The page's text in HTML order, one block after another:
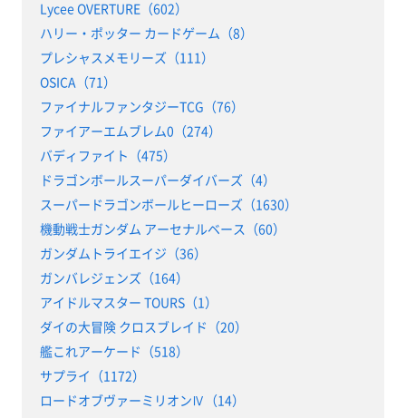
Lycee OVERTURE（602）
ハリー・ポッター カードゲーム（8）
プレシャスメモリーズ（111）
OSICA（71）
ファイナルファンタジーTCG（76）
ファイアーエムブレム0（274）
バディファイト（475）
ドラゴンボールスーパーダイバーズ（4）
スーパードラゴンボールヒーローズ（1630）
機動戦士ガンダム アーセナルベース（60）
ガンダムトライエイジ（36）
ガンバレジェンズ（164）
アイドルマスター TOURS（1）
ダイの大冒険 クロスブレイド（20）
艦これアーケード（518）
サプライ（1172）
ロードオブヴァーミリオンⅣ（14）